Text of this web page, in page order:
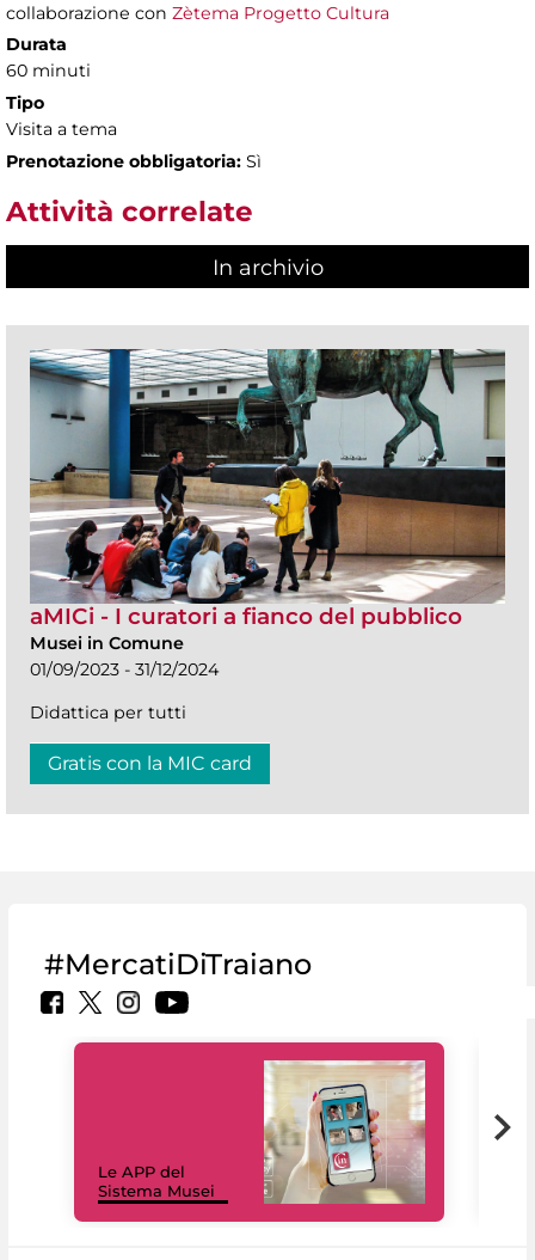
collaborazione con Zètema Progetto Cultura
Durata
60 minuti
Tipo
Visita a tema
Prenotazione obbligatoria: Sì
Attività correlate
In archivio
aMICi - I curatori a fianco del pubblico
Musei in Comune
01/09/2023 - 31/12/2024
Didattica per tutti
Gratis con la MIC card
#MercatiDiTraiano
Le APP del
Sistema Musei